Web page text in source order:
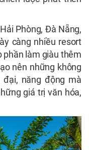
Phòng, Đà Nẵng,
càng nhiều resort
phần làm giàu thêm
nên những không
năng động mà
giá trị văn hóa,